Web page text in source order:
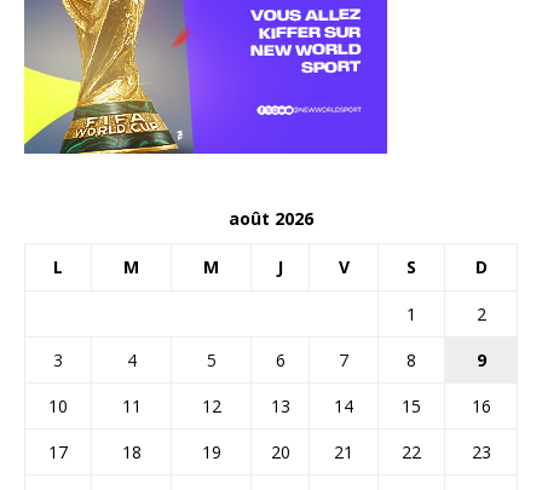
août 2026
L M M J V S D
1
2
3
4 5 6 7 8
9
10
11 12 13 14 15
16
17
18 19 20 21 22
23